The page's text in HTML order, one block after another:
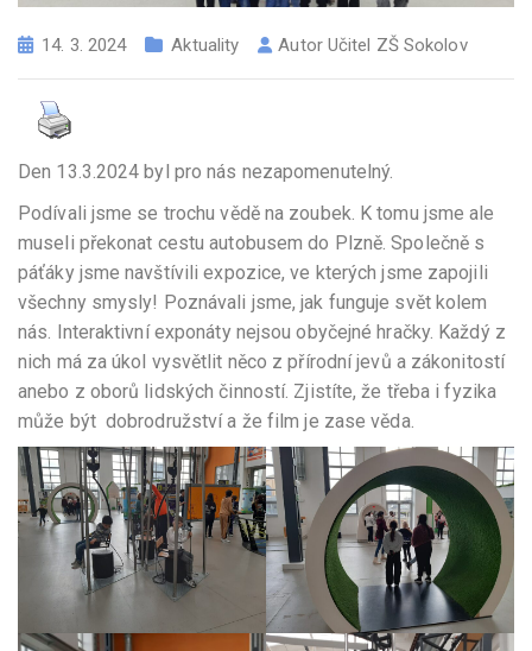
14. 3. 2024 Aktuality Autor Učitel ZŠ Sokolov
Den 13.3.2024 byl pro nás nezapomenutelný.
Podívali jsme se trochu vědě na zoubek. K tomu jsme ale
museli překonat cestu autobusem do Plzně. Společně s
páťáky jsme navštívili expozice, ve kterých jsme zapojili
všechny smysly! Poznávali jsme, jak funguje svět kolem
nás. Interaktivní exponáty nejsou obyčejné hračky. Každý z
nich má za úkol vysvětlit něco z přírodní jevů a zákonitostí
anebo z oborů lidských činností. Zjistíte, že třeba i fyzika
může být dobrodružství a že film je zase věda.